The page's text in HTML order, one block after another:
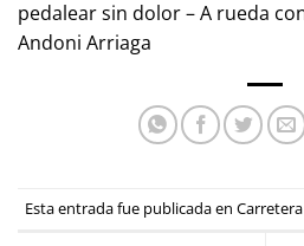
pedalear sin dolor – A rueda
Andoni Arriaga
Esta entrada fue publicada en Carretera